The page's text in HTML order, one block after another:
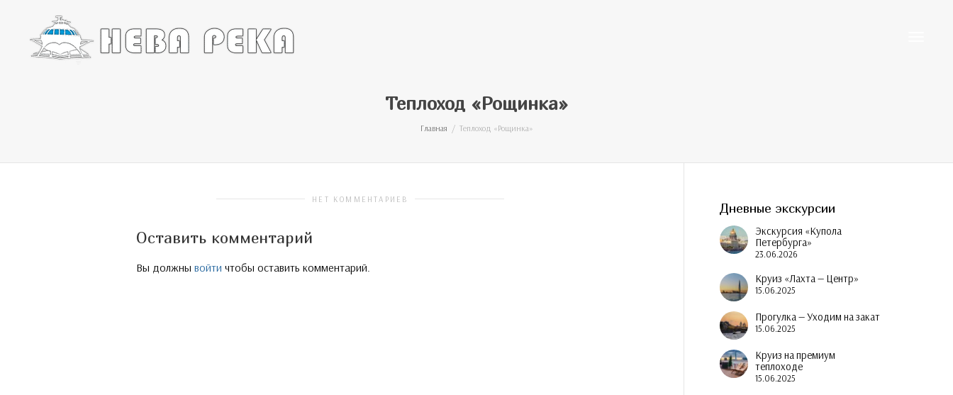
Теплоход «Рощинка»
Главная Теплоход «Рощинка»
НЕТ КОММЕНТАРИЕВ
Оставить комментарий
Вы должны войти чтобы оставить комментарий.
Дневные экскурсии
Экскурсия «Купола
Петербурга»
23.06.2026
Круиз «Лахта — Центр»
15.06.2025
Прогулка — Уходим на закат
15.06.2025
Круиз на премиум
теплоходе
15.06.2025